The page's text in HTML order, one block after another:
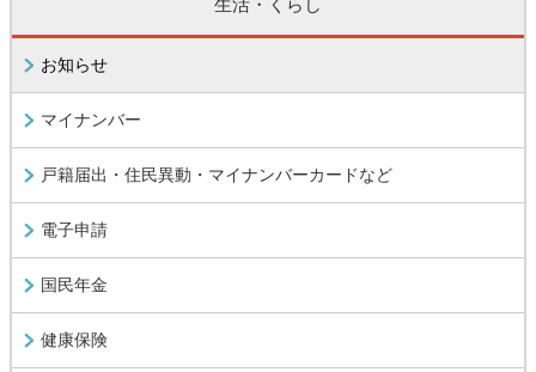
生活・くらし
お知らせ
マイナンバー
戸籍届出・住民異動・マイナンバーカードなど
電子申請
国民年金
健康保険